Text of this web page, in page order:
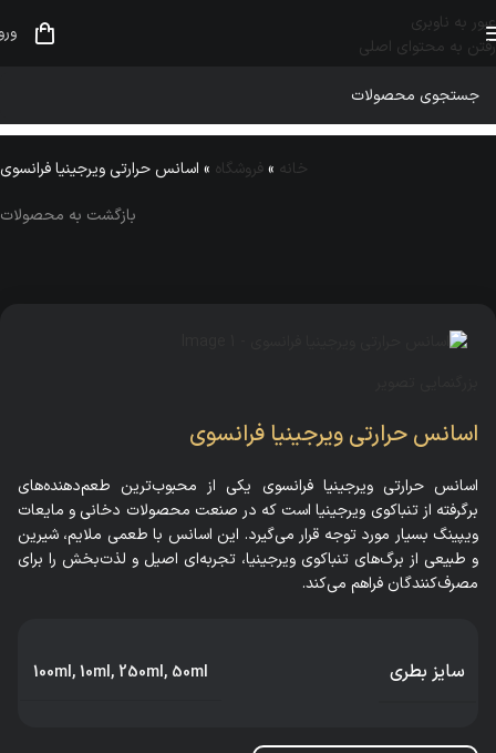
عبور به ناوبری
رفتن به محتوای اصلی
خانه »فروشگاه » اسانس حرارتی ویرجینیا فرانسوی
بازگشت به محصولات
اسانس حرارتی ویرجینیا فرانسوی
اسانس حرارتی ویرجینیا فرانسوی یکی از محبوب‌ترین طعم‌دهنده‌های
برگرفته از تنباکوی ویرجینیا است که در صنعت محصولات دخانی و مایعات
ویپینگ بسیار مورد توجه قرار می‌گیرد. این اسانس با طعمی ملایم، شیرین
و طبیعی از برگ‌های تنباکوی ویرجینیا، تجربه‌ای اصیل و لذت‌بخش را برای
مصرف‌کنندگان فراهم می‌کند.
سایز بطری 100ml,10ml, 250ml, 50ml